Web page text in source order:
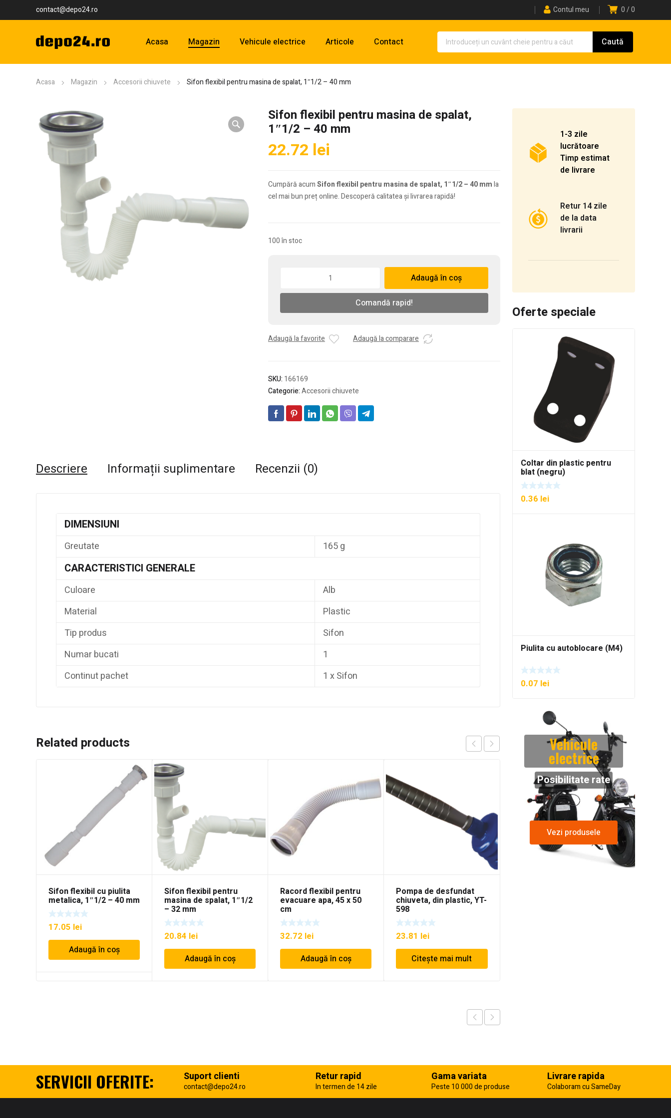
contact@depo24.ro 0 0
Contul meu
Acasa Magazin Vehicule electrice Articole Contact
Acasa Magazin Accesorii chiuvete Sifon flexibil pentru masina de spalat, 1″1/2 – 40 mm
Sifon flexibil pentru masina de spalat,
1″1/2 – 40 mm
22.72 lei
Cumpără acumSifon flexibil pentru masina de spalat, 1″1/2 – 40 mmla
cel mai bun preț online. Descoperă calitatea și livrarea rapidă!
100 în stoc
flexibil
masina
spalat,
mm
Adaugă în coș
Comandă rapid!
Adaugă la favorite Adaugă la comparare
SKU: 166169
Categorie:Accesorii chiuvete
Descriere Informații suplimentare Recenzii (0)
DIMENSIUNI
Greutate 165 g
CARACTERISTICI GENERALE
Culoare
Alb
Material
Plastic
Tip produs
Sifon
Numar bucati
1
Continut pachet
1 x Sifon
Related products
Sifon flexibil cu piulita
metalica, 1″1/2 – 40 mm
17.05 lei
Adaugă în coș
Sifon flexibil pentru
masina de spalat, 1″1/2
– 32 mm
20.84 lei
Adaugă în coș
Racord flexibil pentru
evacuare apa, 45 x 50
cm
32.72 lei
Adaugă în coș
Pompa de desfundat
chiuveta, din plastic, YT-
598
23.81 lei
Citește mai mult
1-3 zile
lucrătoare
Timp estimat
de livrare
Retur 14 zile
de la data
livrarii
Oferte speciale
Coltar din plastic pentru
blat (negru)
0.36 lei
Piulita cu autoblocare (M4)
0.07 lei
Vehicule
electrice
Posibilitate rate
Vezi produsele
SERVICII OFERITE: Suport clienti
contact@depo24.ro
Retur rapid
In termen de 14 zile
Gama variata
Peste 10 000 de produse
Livrare rapida
Colaboram cu SameDay